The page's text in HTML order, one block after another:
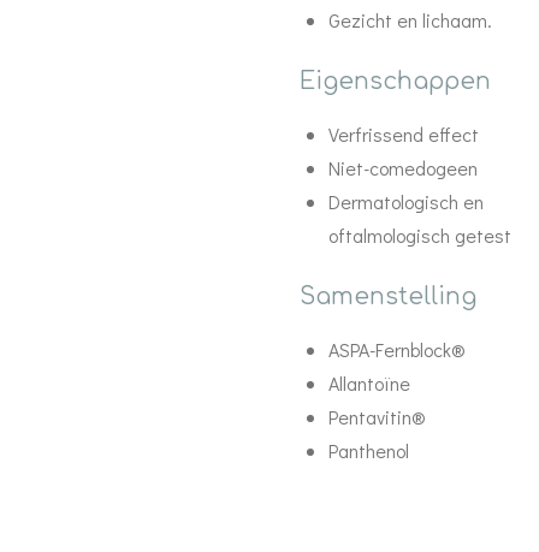
Gezicht en lichaam.
Eigenschappen
Verfrissend effect
Niet-comedogeen
Dermatologisch en
oftalmologisch getest
Samenstelling
ASPA-Fernblock®
Allantoïne
Pentavitin®
Panthenol